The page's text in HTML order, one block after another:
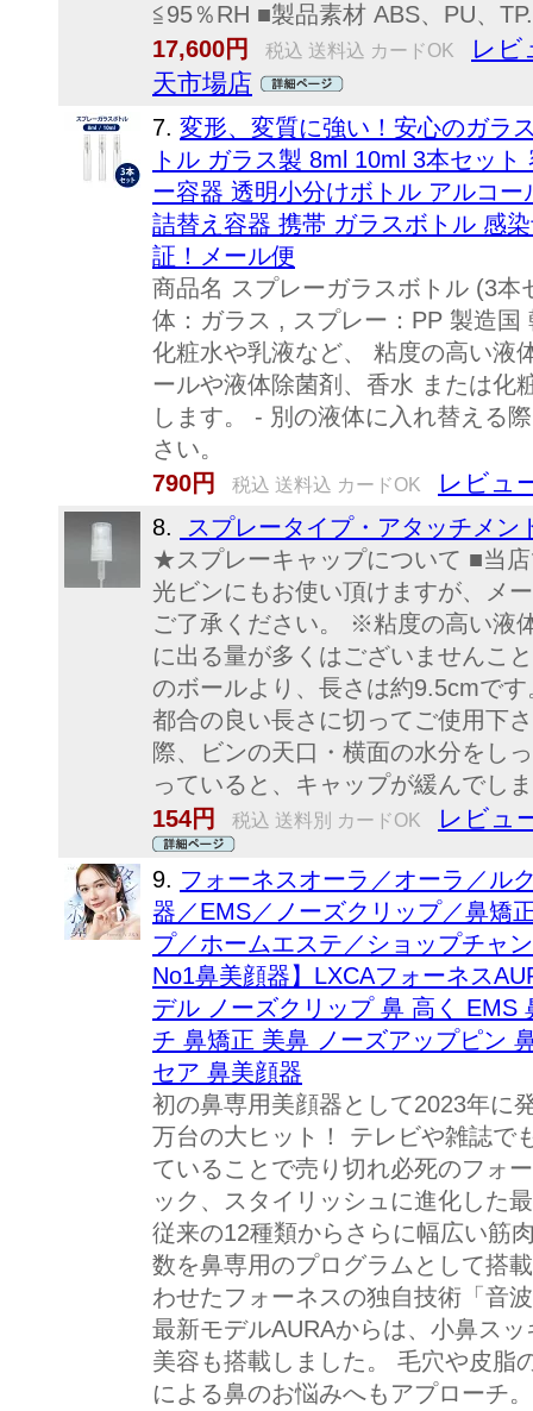
≦95％RH ■製品素材 ABS、PU、
17,600円
税込 送料込 カードOK
レビ
天市場店
7. 変形、変質に強い！安心のガラ
トル ガラス製 8ml 10ml 3本セッ
ー容器 透明小分けボトル アルコ
詰替え容器 携帯 ガラスボトル 感
証！メール便
商品名 スプレーガラスボトル (3
体：ガラス , スプレー：PP 製造
化粧水や乳液など、 粘度の高い液
ールや液体除菌剤、香水 または化
します。 - 別の液体に入れ替える
さい。
790円
税込 送料込 カードOK レビュ
8.
スプレータイプ・アタッチメン
★スプレーキャップについて ■当
光ビンにもお使い頂けますが、メ
ご了承ください。 ※粘度の高い液
に出る量が多くはございませんこ
のボールより、長さは約9.5cmで
都合の良い長さに切ってご使用下
際、ビンの天口・横面の水分をし
っていると、キャップが緩んでし
154円
税込 送料別 カードOK レビュ
9. フォーネスオーラ／オーラ／ル
器／EMS／ノーズクリップ／鼻矯
プ／ホームエステ／ショップチャ
No1鼻美顔器】LXCAフォーネス
デル ノーズクリップ 鼻 高く EMS
チ 鼻矯正 美鼻 ノーズアップピン
セア 鼻美顔器
初の鼻専用美顔器として2023年に
万台の大ヒット！ テレビや雑誌で
ていることで売り切れ必死のフォ
ック、スタイリッシュに進化した
従来の12種類からさらに幅広い筋
数を鼻専用のプログラムとして搭
わせたフォーネスの独自技術「音
最新モデルAURAからは、小鼻ス
美容も搭載しました。 毛穴や皮脂
による鼻のお悩みへもアプローチ